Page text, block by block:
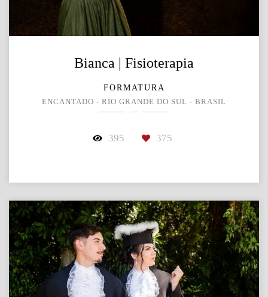
Bianca | Fisioterapia
FORMATURA
ENCANTADO - RIO GRANDE DO SUL - BRASIL
395 375